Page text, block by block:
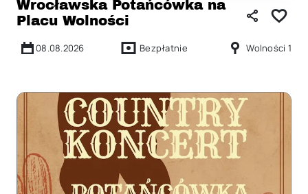
Wrocławska Potańcówka na
Placu Wolności
08.08.2026 Bezpłatnie Wolności 1